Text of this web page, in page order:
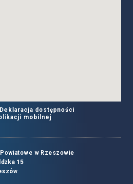
Deklaracja dostępności
mobilnej
w Rzeszowie
15